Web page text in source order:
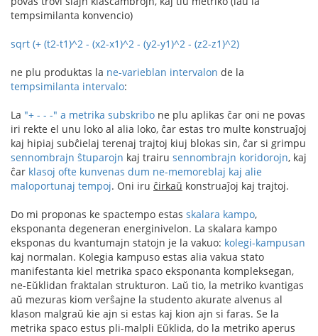
tempsimilanta konvencio)
sqrt (+ (t2-t1)^2 - (x2-x1)^2 - (y2-y1)^2 - (z2-z1)^2)
ne plu produktas la ne-varieblan intervalon de la
tempsimilanta intervalo:
La "+ - - -" a metrika subskribo ne plu aplikas ĉar oni ne povas
iri rekte el unu loko al alia loko, ĉar estas tro multe konstruaĵoj
kaj hipiaj subĉielaj terenaj trajtoj kiuj blokas sin, ĉar si grimpu
sennombrajn ŝtuparojn kaj trairu sennombrajn koridorojn, kaj
ĉar klasoj ofte kunvenas dum ne-memoreblaj kaj alie
maloportunaj tempoj. Oni iru ĉirkaŭ konstruaĵoj kaj trajtoj.
Do mi proponas ke spactempo estas skalara kampo,
eksponanta degeneran energinivelon. La skalara kampo
eksponas du kvantumajn statojn je la vakuo: kolegi-kampusan
kaj normalan. Kolegia kampuso estas alia vakua stato
manifestanta kiel metrika spaco eksponanta kompleksegan,
ne-Eŭklidan fraktalan strukturon. Laŭ tio, la metriko kvantigas
aŭ mezuras kiom verŝajne la studento akurate alvenus al
klason malgraŭ kie ajn si estas kaj kion ajn si faras. Se la
metrika spaco estus pli-malpli Eŭklida, do la metriko aperus